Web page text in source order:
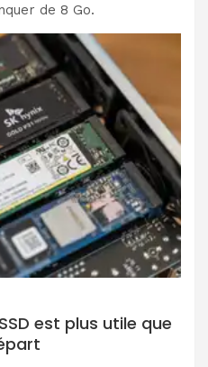
de 8 Go.
est plus utile que